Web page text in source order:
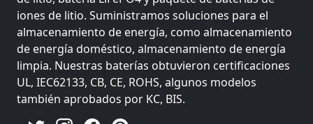
iones de litio. Suministramos soluciones para el
almacenamiento de energía, como almacenamiento
de energía doméstico, almacenamiento de energía
limpia. Nuestras baterías obtuvieron certificaciones
UL, IEC62133, CB, CE, ROHS, algunos modelos
también aprobados por KC, BIS.